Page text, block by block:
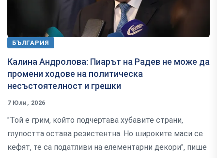
БЪЛГАРИЯ
Калина Андролова: Пиарът на Радев не може да
промени ходове на политическа
несъстоятелност и грешки
7 Юли, 2026
"Той е грим, който подчертава хубавите страни,
глупостта остава резистентна. Но широките маси се
кефят, те са податливи на елементарни декори", пише